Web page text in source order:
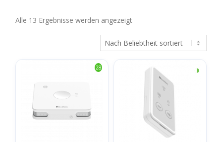
Alle 13 Ergebnisse werden angezeigtNach
Beliebtheit
sortiert
28 ◑